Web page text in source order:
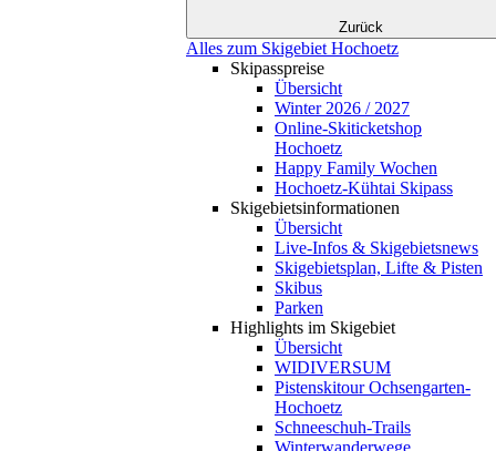
Zurück
Alles zum Skigebiet Hochoetz
Skipasspreise
Übersicht
Winter 2026 / 2027
Online-Skiticketshop
Hochoetz
Happy Family Wochen
Hochoetz-Kühtai Skipass
Skigebietsinformationen
Übersicht
Live-Infos & Skigebietsnews
Skigebietsplan, Lifte & Pisten
Skibus
Parken
Highlights im Skigebiet
Übersicht
WIDIVERSUM
Pistenskitour Ochsengarten-
Hochoetz
Schneeschuh-Trails
Winterwanderwege